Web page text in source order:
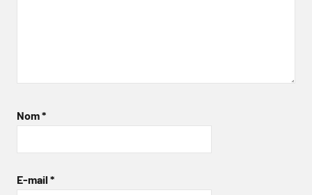
Nom*
E-mail *